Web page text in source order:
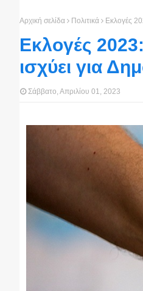
Αρχική σελίδα Πολιτικά Εκλογές
Εκλογές 2023:
ισχύει για
Σάββατο, Απριλίου 01, 2023